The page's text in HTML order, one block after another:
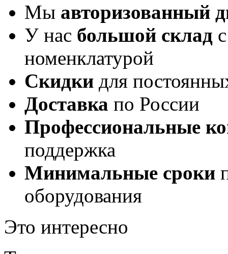
Мы авторизованный
У нас большой склад
номенклатурой
Скидки для
Доставка по России
Профессиональные
поддержка
Минимальные сроки
оборудования
Это интересно